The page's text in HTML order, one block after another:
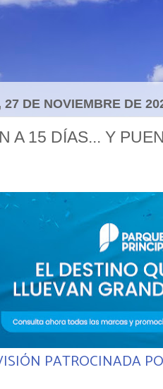
27 DE NOVIEMBRE DE
A 15 DÍAS... Y
PATROCINADA